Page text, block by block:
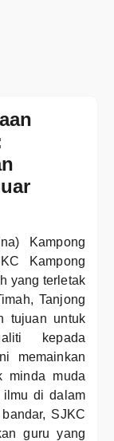
Kampong
Kampong
yang terletak
Tanjong
tujuan untuk
kepada
memainkan
minda muda
ilmu di dalam
SJKC
guru yang